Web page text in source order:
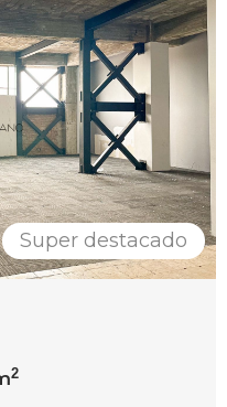
Super destacado
2